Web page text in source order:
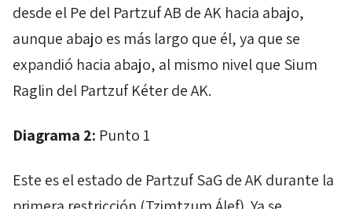
desde el Pe del PartzufAB deAK hacia abajo,
aunque abajo es más largo que él, ya que se
expandió hacia abajo, al mismo nivel que Sium
Raglin del Partzuf KéterdeAK.
Diagrama 2: Punto 1
Este es el estado de PartzufSaG deAKdurante la